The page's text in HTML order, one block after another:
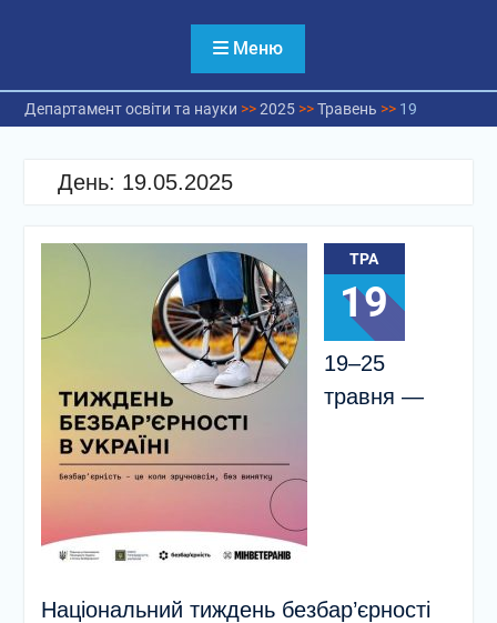
Меню
Департамент освіти та науки >>2025>>Травень >> 19
День: 19.05.2025
ТРА
19
19–25
травня —
Національний тиждень безбар’єрності